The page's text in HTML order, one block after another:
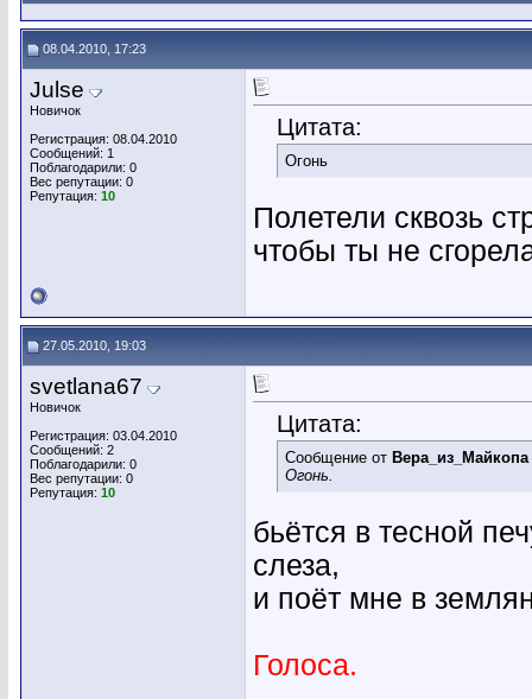
08.04.2010, 17:23
Julse
Новичок
Регистрация: 08.04.2010
Сообщений: 1
Поблагодарили: 0
Вес репутации: 0
Репутация: 10
Цитата:
Огонь
Полетели сквозь
чтобы ты не
27.05.2010, 19:03
svetlana67
Новичок
Регистрация: 03.04.2010
Сообщений: 2
Поблагодарили: 0
Вес репутации: 0
Репутация: 10
Цитата:
Сообщение от Вера_из_Майкопа
Огонь.
бьётся в тесной
слеза,
и поёт мне в
Голоса.